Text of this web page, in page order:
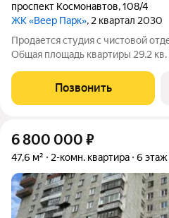
проспект Космонавтов,108/4
ЖК «Веер Парк», 2 квартал 2030
Продается студия с чистовой
Общая площадь квартиры 29.2 кв. м, этаж 10 из 25. ЖК «Веер
на проспекте Космонавтов
«город рядом»:
Позвонить
6 800 000 ₽
47,6 м² 2-комн. квартира 6 этаж